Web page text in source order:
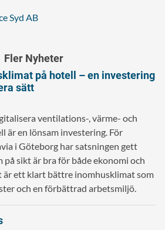
Syd AB
Fler Nyheter
på hotell – en investering
sätt
ventilations-, värme- och
är en lönsam investering. För
i Göteborg har satsningen gett
på sikt är bra för både ekonomi och
ett klart bättre inomhusklimat som
och en förbättrad arbetsmiljö.